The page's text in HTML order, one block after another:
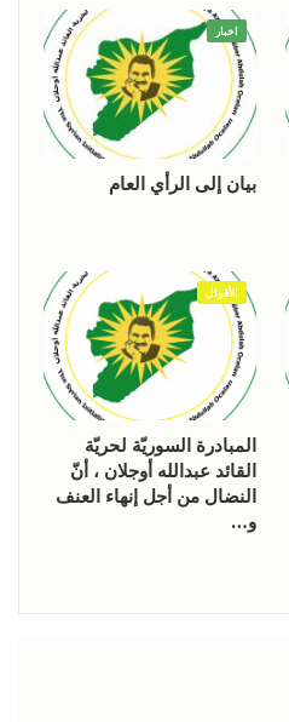
اخبار
بيان إلى الرأي العام
الأقوال
المبادرة السوريّة لحريّة
القائد عبدالله أوجلان ، أنّ
النضال من أجل إنهاء العنف
و…